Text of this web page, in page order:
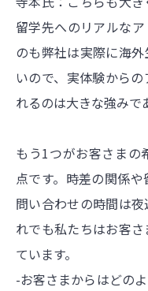
留学先へのリアルな
のも弊社は実際に海
いので、実体験から
れるのは大きな強みで
もう1つがお客さまの
点です。時差の関係
問い合わせの時間は
れでも私たちはお客
ています。
-お客さまからはどの